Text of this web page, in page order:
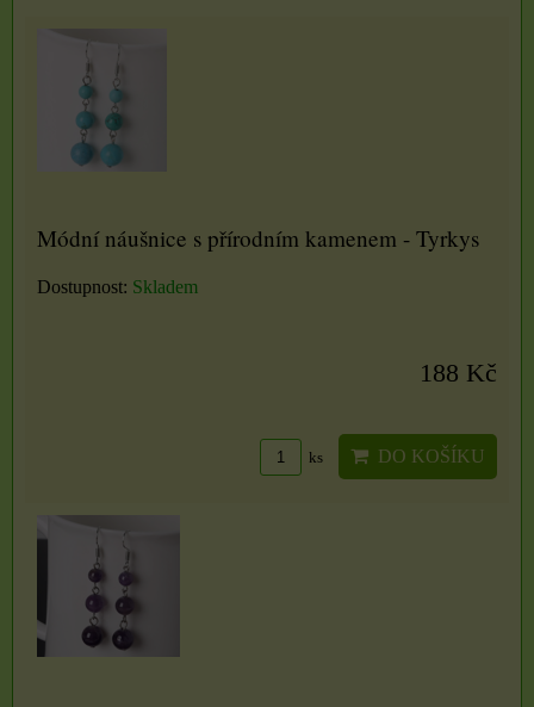
Módní náušnice s přírodním kamenem - Tyrkys
Dostupnost: Skladem
188 Kč
ks DO KOŠÍKU